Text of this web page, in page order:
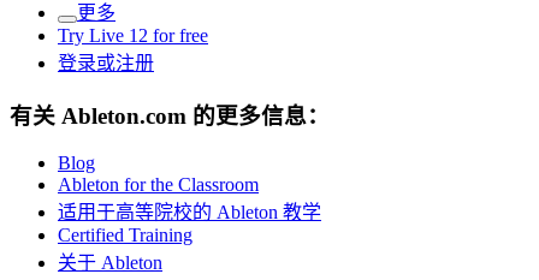
更多
Try Live 12 for free
登录或注册
有关 Ableton.com 的更多信息：
Blog
Ableton for the Classroom
适用于高等院校的 Ableton 教学
Certified Training
关于 Ableton